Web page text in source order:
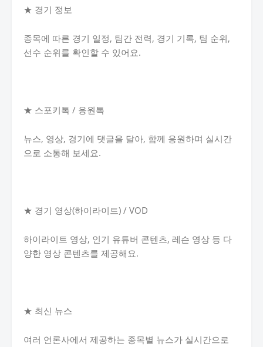
★ 경기 정보
종목에 따른 경기 일정, 팀간 전력, 경기 기록, 팀 순위,
선수 순위를 확인할 수 있어요.
★ 스포키톡 / 응원톡
뉴스, 영상, 경기에 댓글을 달아, 함께 응원하며 실시간
으로 소통해 보세요.
★ 경기 영상(하이라이트) / VOD
하이라이트 영상, 인기 유튜버 콘텐츠, 레슨 영상 등 다
양한 영상 콘텐츠를 제공해요.
★ 최신 뉴스
여러 언론사에서 제공하는 종목별 뉴스가 실시간으로